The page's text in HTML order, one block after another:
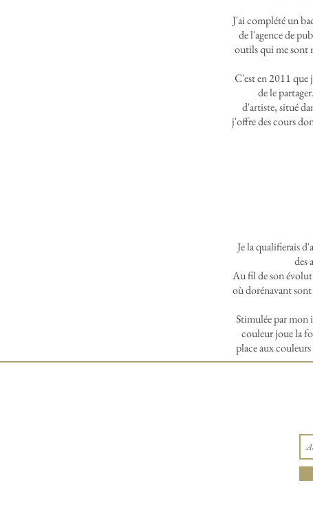
J'ai complété un
de l'agence de
outils qui me sont
C'est en 2011 que
de le
d'artiste, situé
j'offre des cours
Je la qualifierais
des
Au fil de son
où dorénavant
Stimulée par mon
couleur joue la
place aux couleurs